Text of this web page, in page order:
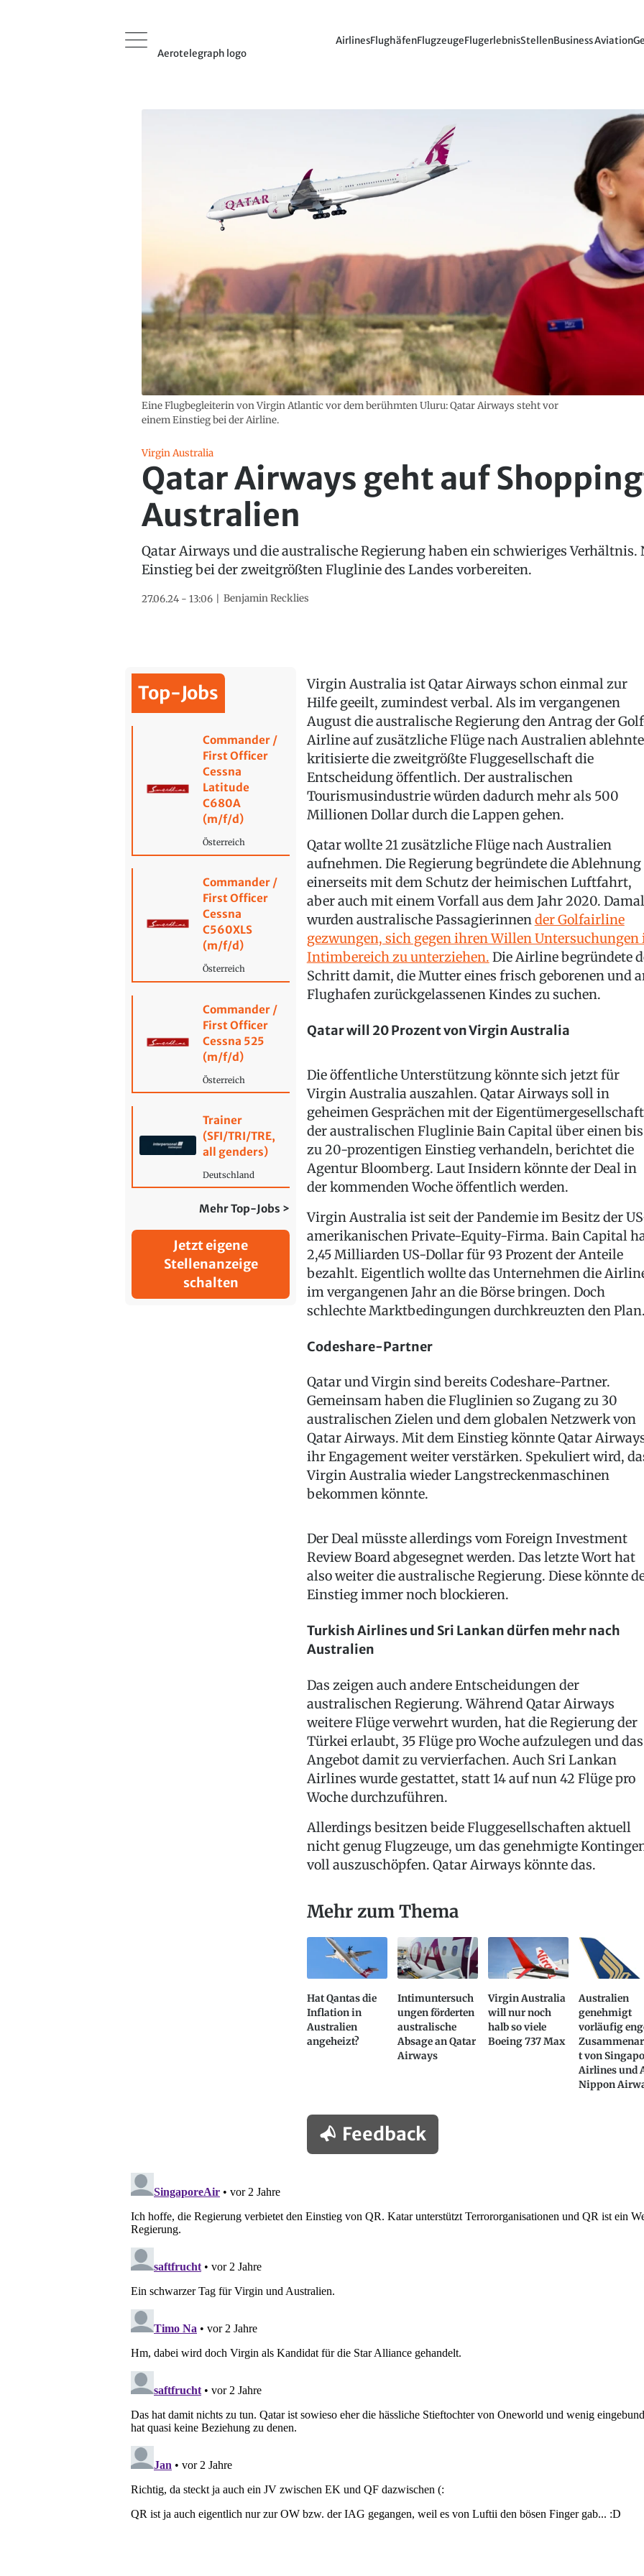
Aerotelegraph logo
AirlinesFlughäfenFlugzeugeFlugerlebnisStellenBusiness Aviation
Eine Flugbegleiterin von Virgin Atlantic vor dem berühmten Uluru: Qatar Airways steht vor
einem Einstieg bei der Airline.
Virgin Australia
Qatar Airways geht auf
Australien
Qatar Airways und die australische Regierung haben ein schwieriges
Einstieg bei der zweitgrößten Fluglinie des Landes vorbereiten.
27.06.24 - 13:06 Benjamin Recklies
Top-Jobs
Commander /
First Officer
Cessna
Latitude
C680A
(m/f/d)
Österreich
Commander /
First Officer
Cessna
C560XLS
(m/f/d)
Österreich
Commander /
First Officer
Cessna 525
(m/f/d)
Österreich
Trainer
(SFI/TRI/TRE,
all genders)
Deutschland
Mehr Top-Jobs >
Jetzt eigene
Stellenanzeige
schalten
Virgin Australia ist Qatar Airways schon einmal zur
Hilfe geeilt, zumindest verbal. Als im vergangenen
August die australische Regierung den Antrag der
Airline auf zusätzliche Flüge nach Australien
kritisierte die zweitgrößte Fluggesellschaft die
Entscheidung öffentlich. Der australischen
Tourismusindustrie würden dadurch mehr als 500
Millionen Dollar durch die Lappen gehen.
Qatar wollte 21 zusätzliche Flüge nach Australien
aufnehmen. Die Regierung begründete die Ablehnung
einerseits mit dem Schutz der heimischen Luftfahrt,
aber auch mit einem Vorfall aus dem Jahr 2020.
wurden australische Passagierinnender Golfairline
gezwungen, sich gegen ihren Willen Untersuchungen
Intimbereich zu unterziehen. Die Airline begründete
Schritt damit, die Mutter eines frisch geborenen und
Flughafen zurückgelassenen Kindes zu suchen.
Qatar will 20 Prozent von Virgin Australia
Die öffentliche Unterstützung könnte sich jetzt für
Virgin Australia auszahlen. Qatar Airways soll in
geheimen Gesprächen mit der Eigentümergesellschaft
der australischen Fluglinie Bain Capital über einen bis
zu 20-prozentigen Einstieg verhandeln, berichtet die
Agentur Bloomberg. Laut Insidern könnte der Deal in
der kommenden Woche öffentlich werden.
Virgin Australia ist seit der Pandemie im Besitz der
amerikanischen Private-Equity-Firma. Bain Capital
2,45 Milliarden US-Dollar für 93 Prozent der Anteile
bezahlt. Eigentlich wollte das Unternehmen die
im vergangenen Jahr an die Börse bringen. Doch
schlechte Marktbedingungen durchkreuzten den
Codeshare-Partner
Qatar und Virgin sind bereits Codeshare-Partner.
Gemeinsam haben die Fluglinien so Zugang zu 30
australischen Zielen und dem globalen Netzwerk von
Qatar Airways. Mit dem Einstieg könnte Qatar
ihr Engagement weiter verstärken. Spekuliert wird,
Virgin Australia wieder Langstreckenmaschinen
bekommen könnte.
Der Deal müsste allerdings vom Foreign Investment
Review Board abgesegnet werden. Das letzte Wort hat
also weiter die australische Regierung. Diese könnte
Einstieg immer noch blockieren.
Turkish Airlines und Sri Lankan dürfen mehr nach
Australien
Das zeigen auch andere Entscheidungen der
australischen Regierung. Während Qatar Airways
weitere Flüge verwehrt wurden, hat die Regierung der
Türkei erlaubt, 35 Flüge pro Woche aufzulegen und das
Angebot damit zu vervierfachen. Auch Sri Lankan
Airlines wurde gestattet, statt 14 auf nun 42 Flüge pro
Woche durchzuführen.
Allerdings besitzen beide Fluggesellschaften aktuell
nicht genug Flugzeuge, um das genehmigte
voll auszuschöpfen. Qatar Airways könnte das.
Mehr zum Thema
Hat Qantas die
Inflation in
Australien
angeheizt?
Intimuntersuch
ungen förderten
australische
Absage an Qatar
Airways
Virgin Australia
will nur noch
halb so viele
Boeing 737 Max
Australien
genehmigt
vorläufig
t von
Airlines und
Nippon
Feedback